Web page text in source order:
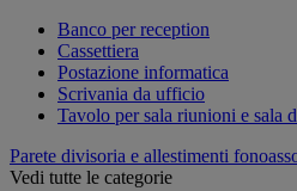
Banco per reception
Cassettiera
Postazione informatica
Scrivania da ufficio
Tavolo per sala riunioni e sala
Parete divisoria e allestimenti
Vedi tutte le categorie